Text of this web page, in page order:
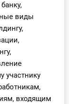
виды
участнику
входящим